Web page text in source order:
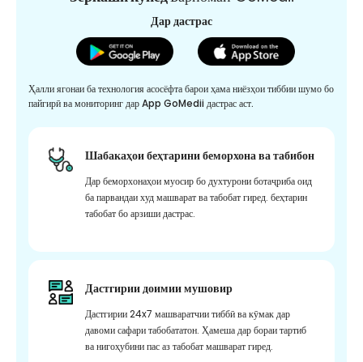
Дар дастрас
Ҳалли ягонаи ба технология асосёфта барои ҳама ниёзҳои тиббии шумо бо
пайгирӣ ва мониторинг дар App GoMedii дастрас аст.
Шабакаҳои беҳтарини беморхона ва табибон
Дар беморхонаҳои муосир бо духтурони ботаҷриба оид
ба парвандаи худ машварат ва табобат гиред. беҳтарин
табобат бо арзиши дастрас.
Дастгирии доимии мушовир
Дастгирии 24x7 машваратчии тиббӣ ва кӯмак дар
давоми сафари табобататон. Ҳамеша дар бораи тартиб
ва нигоҳубини пас аз табобат машварат гиред.